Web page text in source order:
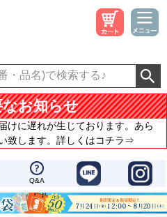
お知らせ
けに遅れが生じております。あら
致します。詳しくはコチラ⇒
Q&A